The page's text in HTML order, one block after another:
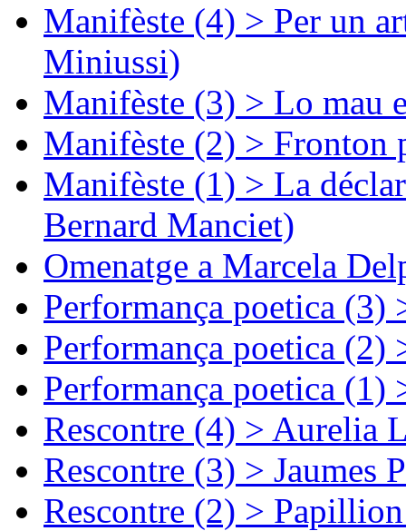
Manifèste (4) > Per un
Miniussi)
Manifèste (3) > Lo mau
Manifèste (2) > Fronton
Manifèste (1) > La
Bernard Manciet)
Omenatge a Marcela
Performança poetica (3)
Performança poetica (2)
Performança poetica (1)
Rescontre (4) > Aurelia
Rescontre (3) > Jaumes
Rescontre (2) >